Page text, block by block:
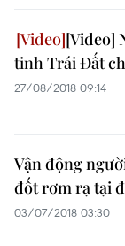
[Video]
tinh Trái Đất
27/08/2018 09:14
Vận động
đốt rơm rạ tại
03/07/2018 03:30